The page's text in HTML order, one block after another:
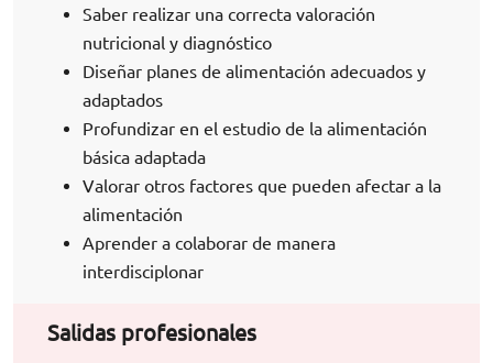
Saber realizar una correcta valoración
nutricional y diagnóstico
Diseñar planes de alimentación adecuados y
adaptados
Profundizar en el estudio de la alimentación
básica adaptada
Valorar otros factores que pueden afectar a la
alimentación
Aprender a colaborar de manera
interdisciplonar
Salidas profesionales